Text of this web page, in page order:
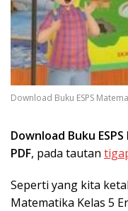
Download Buku ESPS
Download Buku
PDF, pada tautan
Seperti yang kita
Matematika Kelas 5